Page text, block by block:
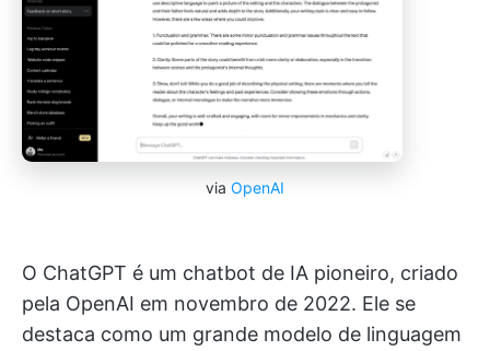
via OpenAI
O ChatGPT é um chatbot de IA pioneiro, criado
pela OpenAI em novembro de 2022. Ele se
destaca como um grande modelo de linguagem